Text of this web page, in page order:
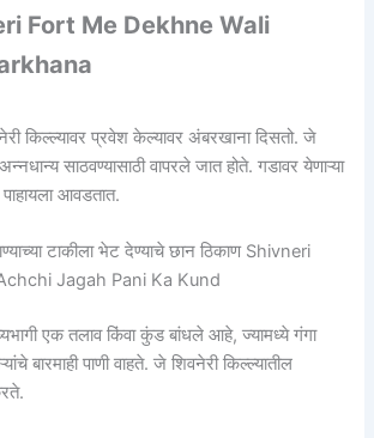
Fort Me Dekhne Wali
किल्ल्यावर प्रवेश केल्यावर अंबरखाना दिसतो. जे
साठवण्यासाठी वापरले जात होते. गडावर येणाऱ्या
आवडतात.
टाकीला भेट देण्याचे छान ठिकाण Shivneri
Jagah Pani Ka Kund
एक तलाव किंवा कुंड बांधले आहे, ज्यामध्ये गंगा
बारमाही पाणी वाहते. जे शिवनेरी किल्ल्यातील